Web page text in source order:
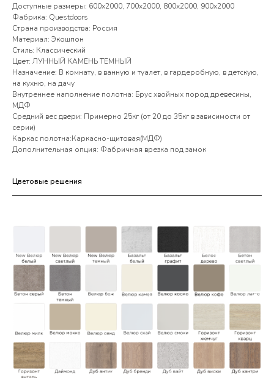
Доступные размеры: 600х2000, 700х2000, 800х2000, 900х2000
Фабрика: Questdoors
Страна производства: Россия
Материал: Экошпон
Стиль: Классический
Цвет: ЛУННЫЙ КАМЕНЬ ТЕМНЫЙ
Назначение: В комнату, в ванную и туалет, в гардеробную, в детскую,
на кухню, на дачу
Внутреннее наполнение полотна: Брус хвойных пород древесины,
МДФ
Средний вес двери: Примерно 25кг (от 20 до 35кг в зависимости от
серии)
Каркас полотна:Каркасно-щитовая(МДФ)
Дополнительная опция: Фабричная врезка под замок
Цветовые решения